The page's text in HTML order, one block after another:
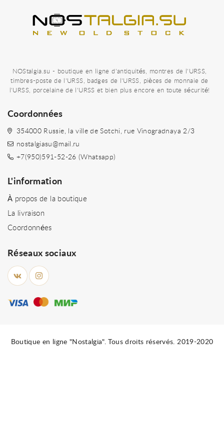
NOStalgia.su - boutique en ligne d'antiquités, montres de l'URSS,
timbres-poste de l'URSS, badges de l'URSS, pièces de monnaie de
l'URSS, porcelaine de l'URSS et bien plus encore en toute sécurité!
Coordonnées
354000 Russie, la ville de Sotchi, rue Vinogradnaya 2/3
nostalgiasu@mail.ru
+7(950)591-52-26 (Whatsapp)
L'information
À propos de la boutique
La livraison
Coordonnées
Réseaux sociaux
Boutique en ligne "Nostalgia". Tous droits réservés. 2019-2020